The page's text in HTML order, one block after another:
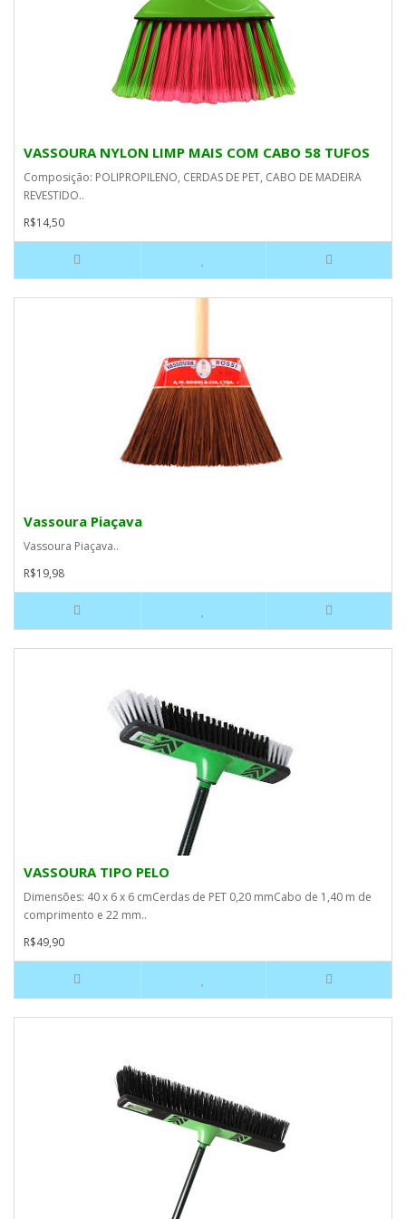
VASSOURA NYLON LIMP MAIS COM CABO 58 TUFOS
Composição: POLIPROPILENO, CERDAS DE PET, CABO DE MADEIRA
REVESTIDO..
R$14,50
Vassoura Piaçava
Vassoura Piaçava..
R$19,98
VASSOURA TIPO PELO
Dimensões: 40 x 6 x 6 cmCerdas de PET 0,20 mmCabo de 1,40 m de
comprimento e 22 mm..
R$49,90